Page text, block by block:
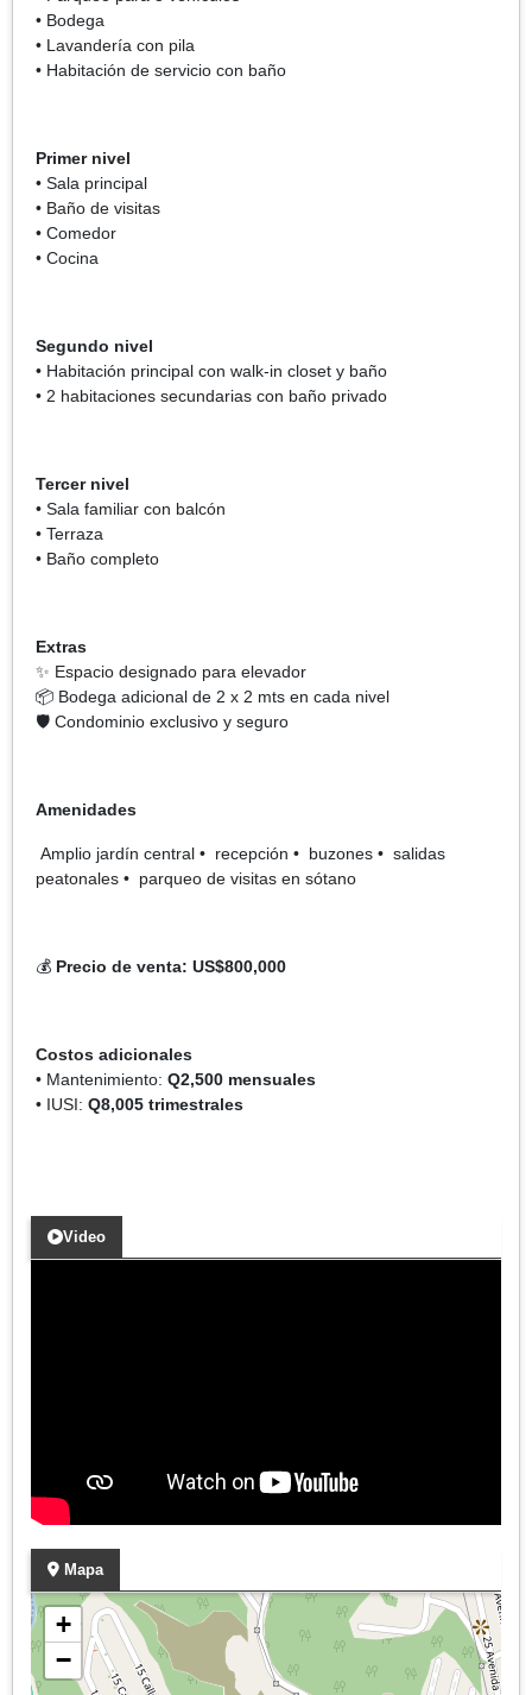
• Bodega
• Lavandería con pila
• Habitación de servicio con baño
Primer nivel
• Sala principal
• Baño de visitas
• Comedor
• Cocina
Segundo nivel
• Habitación principal con walk-in closet y baño
• 2 habitaciones secundarias con baño privado
Tercer nivel
• Sala familiar con balcón
• Terraza
• Baño completo
Extras
✨ Espacio designado para elevador
📦 Bodega adicional de 2 x 2 mts en cada nivel
🛡️ Condominio exclusivo y seguro
Amenidades
Amplio jardín central • recepción • buzones • salidas
peatonales • parqueo de visitas en sótano
💰 Precio de venta: US$800,000
Costos adicionales
• Mantenimiento: Q2,500 mensuales
• IUSI: Q8,005 trimestrales
Video
Mapa
+
−